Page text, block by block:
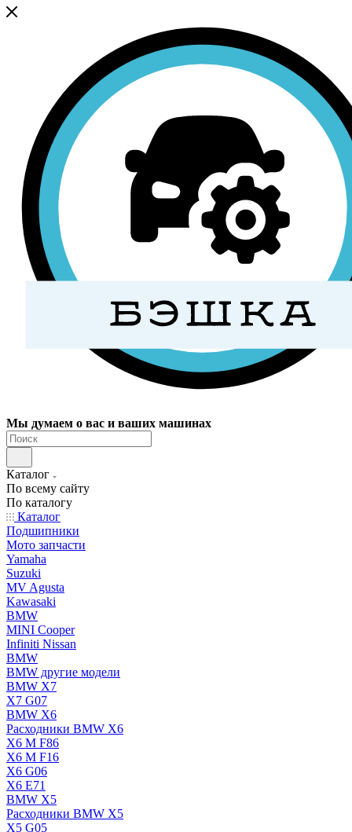
Мы думаем о вас и ваших машинах
Каталог
По всему сайту
По каталогу
Каталог
Подшипники
Мото запчасти
Yamaha
Suzuki
MV Agusta
Kawasaki
BMW
MINI Cooper
Infiniti Nissan
BMW
BMW другие модели
BMW X7
X7 G07
BMW X6
Расходники BMW X6
X6 M F86
X6 M F16
X6 G06
X6 E71
BMW X5
Расходники BMW X5
X5 G05